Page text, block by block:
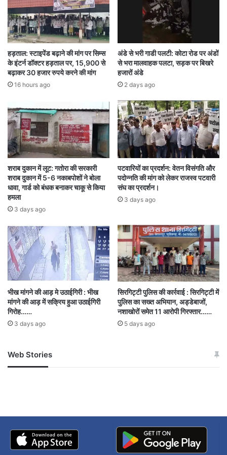
दिया, जिससे ये मौके पर ही फोटो निकालकर ग्राहकों को दे
पाते हैं। साथ ही मोबाइल या पेन ड्राइव में सॉफ्ट कॉपी भी
सस्ती दरों पर दी जाती है।
प्रोजेक्ट युवा का उद्देश्य है कि पढ़ाई कर रहे युवाओं को आज
के डिजिटल युग के अनुसार छोटे-छोटे रोजगारों के लिए
प्रशिक्षित किया जाए। इस योजना के तहत डिजिटल
मार्केटिंग, ग्राफिक डिजाइनिंग, शेफ एंड कुकिंग, ब्यूटीशियन,
ड्रोन तकनीक जैसे कई कोर्स कराए जा रहे हैं।
फिलहाल गंगरेल के ये तीन युवा अपनी मेहनत और सरकार
की इस पहल से आत्मनिर्भर बन चुके हैं और स्थानीय युवाओं
के लिए प्रेरणा भी बन रहे हैं।
छत्तीसगढ़ धमतरी
हड़ताल: स्टाइपेंड बढ़ाने की मांग पर सिम्स
के इंटर्न डॉक्टर हड़ताल पर, 15,900 से
बढ़ाकर 30 हजार रुपये करने की मांग
16 hours ago
अंडे से भरी गाडी पलटी: कोटा रोड पर अंडों
से भरा मालवाहक पलटा, सड़क पर बिखरे
हजारों अंडे
2 days ago
शराब दुकान में लूट: गतोरा की सरकारी
शराब दुकान में 5-6 नकाबपोशों ने बोला
धावा, गार्ड को बंधक बनाकर चाकू से किया
हमला
3 days ago
पटवारियों का प्रदर्शन: वेतन विसंगति और
पदोन्नति की मांग को लेकर राजस्व पटवारी
संघ का प्रदर्शन।
3 days ago
भीख मांगने की आड़ मे उठाईगिरी : भीख
मांगने की आड़ में सक्रिय हुआ उठाईगिरी
गिरोह……
3 days ago
सिरगिट्टी पुलिस की कार्रवाई : सिरगिट्टी में
पुलिस का सख्त अभियान, अड्डेबाजों,
नशाखोरों समेत 11 आरोपी गिरफ्तार……
5 days ago
Web Stories
जम्मू-कश्मीर में बारिश से
अपडेट
खाई में धक्का… आरोपियों ने